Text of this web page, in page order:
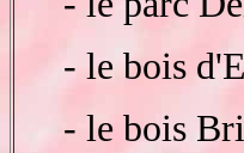
- le bois
- le bois